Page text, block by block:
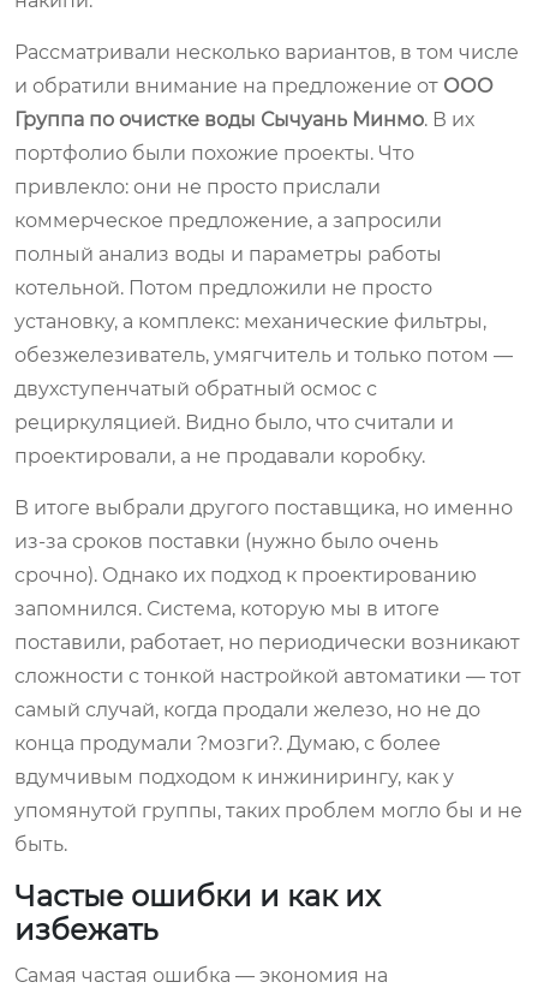
Рассматривали несколько вариантов, в том числе
и обратили внимание на предложение от ООО
Группа по очистке воды Сычуань Минмо. В их
портфолио были похожие проекты. Что
привлекло: они не просто прислали
коммерческое предложение, а запросили
полный анализ воды и параметры работы
котельной. Потом предложили не просто
установку, а комплекс: механические фильтры,
обезжелезиватель, умягчитель и только потом —
двухступенчатый обратный осмос с
рециркуляцией. Видно было, что считали и
проектировали, а не продавали коробку.
В итоге выбрали другого поставщика, но именно
из-за сроков поставки (нужно было очень
срочно). Однако их подход к проектированию
запомнился. Система, которую мы в итоге
поставили, работает, но периодически возникают
сложности с тонкой настройкой автоматики — тот
самый случай, когда продали железо, но не до
конца продумали ?мозги?. Думаю, с более
вдумчивым подходом к инжинирингу, как у
упомянутой группы, таких проблем могло бы и не
быть.
Частые ошибки и как их
избежать
Самая частая ошибка — экономия на